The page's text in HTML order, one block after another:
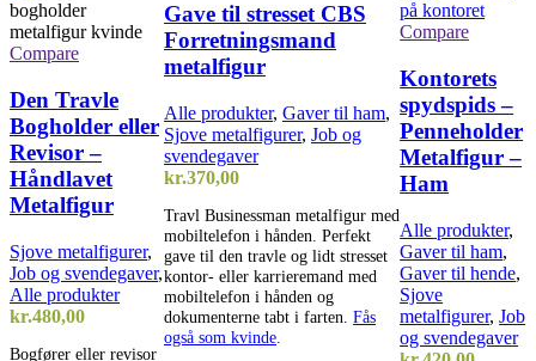
Compare
Den Travle
Bogholder eller
Revisor –
Håndlavet
Metalfigur
Sjove metalfigurer,
Job og svendegaver,
Alle produkter
kr.480,00
Bogfører eller revisor
Gave til stresset CBS
Forretningsmand
metalfigur
Alle produkter, Gaver til ham,
Sjove metalfigurer, Job og
svendegaver
kr.370,00
Travl Businessman metalfigur med
mobiltelefon i hånden. Perfekt
gave til den travle og lidt stresset
kontor- eller karrieremand med
mobiltelefon i hånden og
dokumenterne tabt i farten.Fås
også som kvinde
Compare
Kontorets
spydspids –
Penneholder
Metalfigur –
Ham
Alle produkter,
Gaver til ham,
Gaver til hende,
Sjove
metalfigurer, Job
og svendegaver